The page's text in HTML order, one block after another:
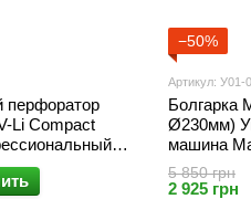
перфоратор
Li Compact
−50%
Артикул: У01-
Болгарка
Ø230мм)
машина
5 850 грн
2 925 грн